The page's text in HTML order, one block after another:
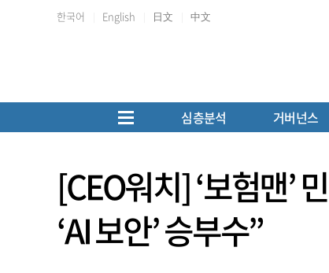
한국어 English 日文 中文
심층분석 거버넌스
[CEO워치] ‘보험맨’
‘AI 보안’ 승부수”